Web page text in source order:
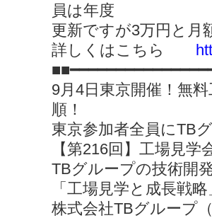
員は年度
更新ですが3万円と月
詳しくはこちら
9月4日東京開催！無
順！
東京参加者全員にTB
【第216回】工場見
TBグループの技術開
「工場見学と成長戦略
株式会社TBグループ